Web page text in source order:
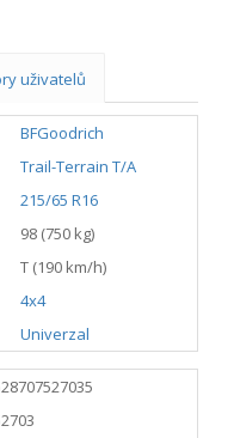
uživatelů
BFGoodrich
Trail-Terrain T/A
215/65 R16
98 (750 kg)
T (190 km/h)
4x4
Univerzal